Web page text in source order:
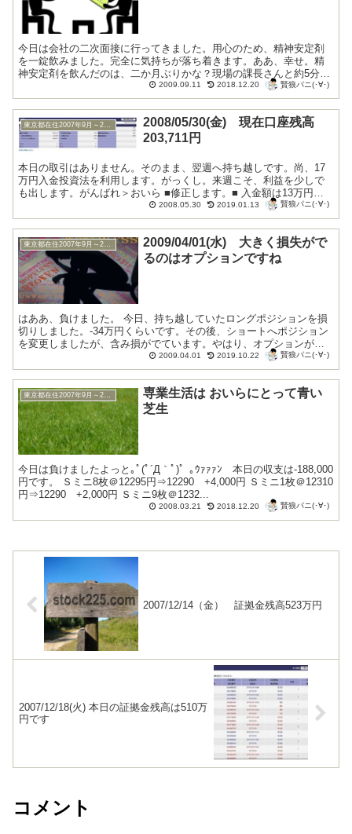
今日は会社の二次面接に行ってきました。用心のため、精神安定剤
を一錠飲みました。完全に気持ちが落ち着きます。ああ、幸せ。精
神安定剤を飲んだのは、二か月ぶりかな？現場の課長さんと約5分ほ
ど、面談。あれって感じ。おいらともう一人いました。...
2009.09.11 2018.12.20 賢狼パニ(･∀･)
東京都在住2007年9月～2009年10月
2008/05/30(金) 現在口座残高
203,711円
本日の取引はありません。そのまま、翌週へ持ち越しです。尚、17
万円入金投資法を利用します。がっくし。来週こそ、利益を少しで
も出します。がんばれ＞おいら ■修正します。■ 入金額は13万円に
なりました。オプションは全て損切りです。...
2008.05.30 2019.01.13 賢狼パニ(･∀･)
東京都在住2007年9月～2009年10月
2009/04/01(水) 大きく損失がで
るのはオプションですね
はああ、負けました。 今日、持ち越していたロングポジションを損
切りしました。-34万円くらいです。その後、ショートへポジション
を変更しましたが、含み損がでています。やはり、オプションが原
因です。徹底的にやられました。毎回、大き...
2009.04.01 2019.10.22 賢狼パニ(･∀･)
東京都在住2007年9月～2009年10月
専業生活は おいらにとって青い
芝生
今日は負けましたよっと｡ﾟ(ﾟ´Д｀ﾟ)゜｡ｳｧｧｧﾝ 本日の収支は-188,000
円です。 Ｓミニ8枚＠12295円⇒12290 +4,000円 Ｓミニ1枚＠12310
円⇒12290 +2,000円 Ｓミニ9枚＠1232...
2008.03.21 2018.12.20 賢狼パニ(･∀･)
2007/12/14（金） 証拠金残高523万円
2007/12/18(火) 本日の証拠金残高は510万
円です
コメント